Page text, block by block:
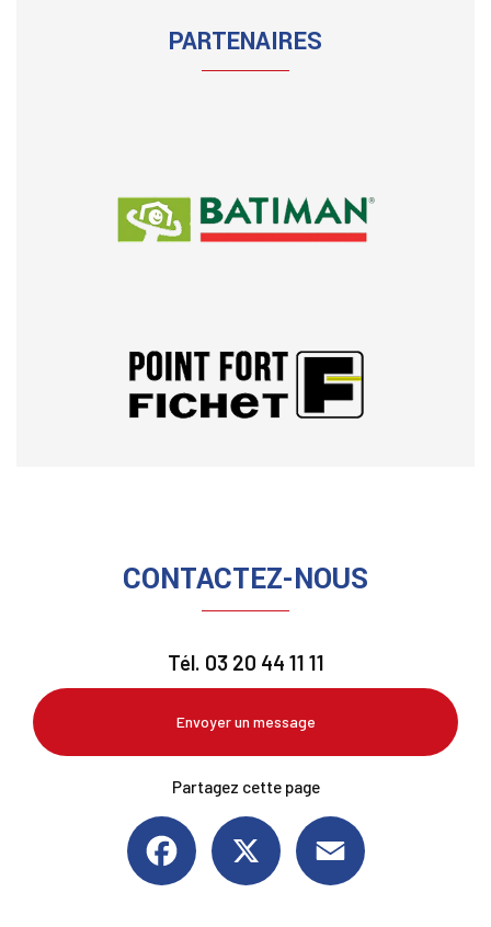
PARTENAIRES
CONTACTEZ-NOUS
Tél. 03 20 44 11 11
Envoyer un message
Partagez cette page
Facebook